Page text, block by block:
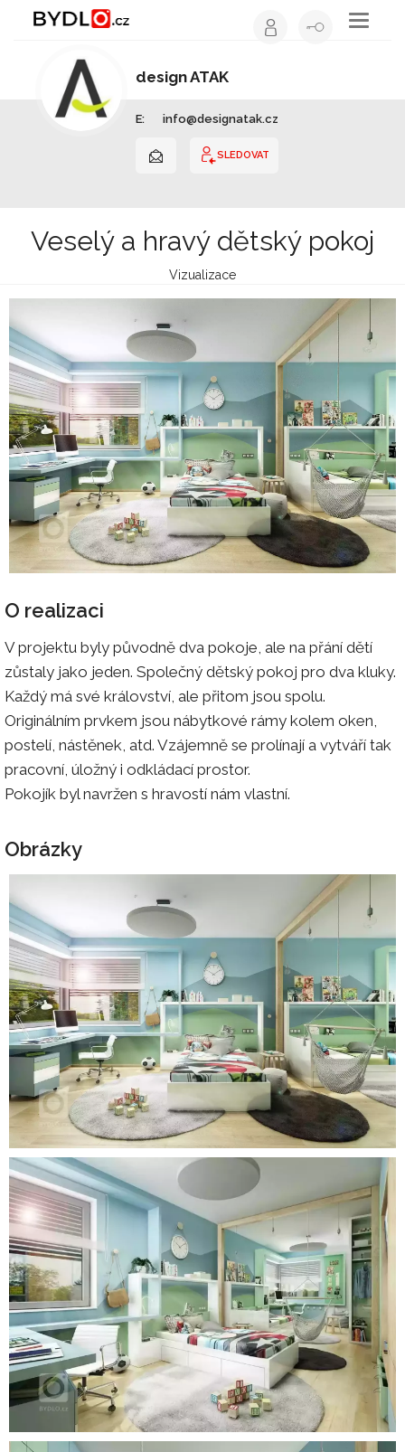
Toggle
design ATAK
E: info@designatak.cz
SLEDOVAT
Veselý a hravý dětský pokoj
Vizualizace
O realizaci
V projektu byly původně dva pokoje, ale na přání dětí
zůstaly jako jeden. Společný dětský pokoj pro dva kluky.
Každý má své království, ale přitom jsou spolu.
Originálním prvkem jsou nábytkové rámy kolem oken,
postelí, nástěnek, atd. Vzájemně se prolínají a vytváří tak
pracovní, úložný i odkládací prostor.
Pokojík byl navržen s hravostí nám vlastní.
Obrázky